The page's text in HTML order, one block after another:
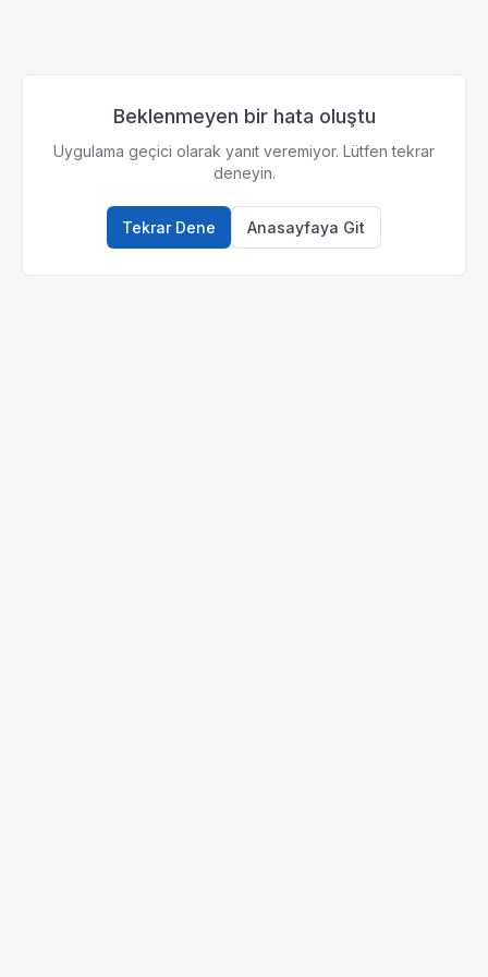
Beklenmeyen bir hata oluştu
Uygulama geçici olarak yanıt veremiyor. Lütfen tekrar
deneyin.
Tekrar Dene Anasayfaya Git